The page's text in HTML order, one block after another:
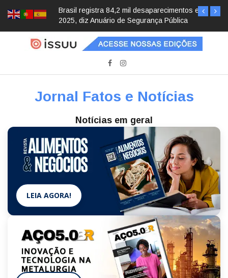
Brasil registra 84,2 mil desaparecimentos em
2025, diz Anuário de Segurança Pública
Jornal Fatos e Notícias
Notícias em geral
LEIA AGORA!